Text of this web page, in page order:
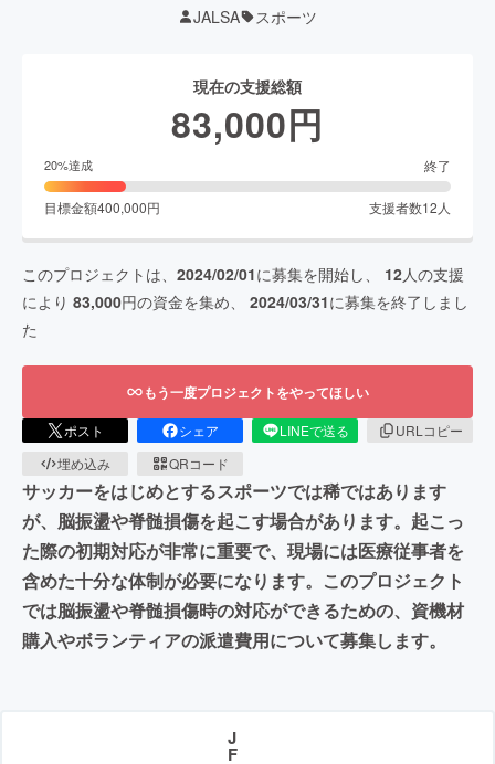
JALSA スポーツ
現在の支援総額
83,000円
20%達成 終了
目標金額400,000円 支援者数12 人
このプロジェクトは、 2024/02/01に募集を開始し、 12人の支援
により 83,000円の資金を集め、 2024/03/31に募集を終了しまし
た
もう一度プロジェクトをやってほしい
ポスト シェア LINEで送る
URLコピー
埋め込み
QRコード
サッカーをはじめとするスポーツでは稀ではあります
が、脳振盪や脊髄損傷を起こす場合があります。起こっ
た際の初期対応が非常に重要で、現場には医療従事者を
含めた十分な体制が必要になります。このプロジェクト
では脳振盪や脊髄損傷時の対応ができるための、資機材
購入やボランティアの派遣費用について募集します。
J
F